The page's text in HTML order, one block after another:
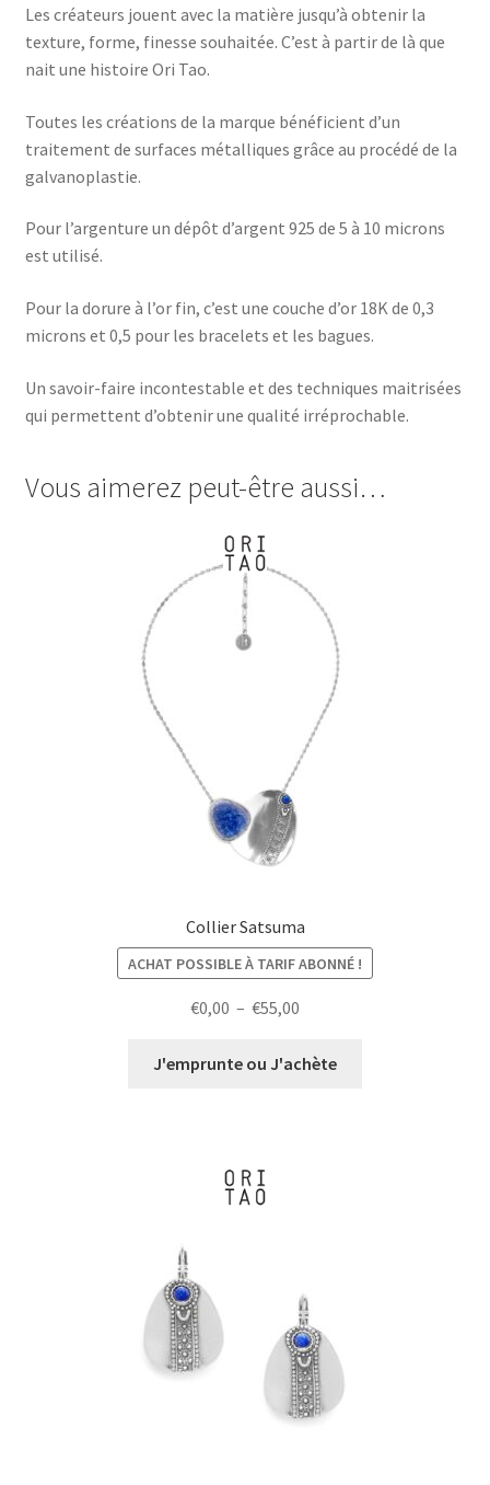
Les créateurs jouent avec la matière jusqu’à obtenir la
texture, forme, finesse souhaitée. C’est à partir de là que
nait une histoire Ori Tao.
Toutes les créations de la marque bénéficient d’un
traitement de surfaces métalliques grâce au procédé de la
galvanoplastie.
Pour l’argenture un dépôt d’argent 925 de 5 à 10 microns
est utilisé.
Pour la dorure à l’or fin, c’est une couche d’or 18K de 0,3
microns et 0,5 pour les bracelets et les bagues.
Un savoir-faire incontestable et des techniques maitrisées
qui permettent d’obtenir une qualité irréprochable.
Vous aimerez peut-être aussi…
Collier Satsuma
ACHAT POSSIBLE À TARIF ABONNÉ !
€0,00 – €55,00
prix :
J'emprunte ou J'achète